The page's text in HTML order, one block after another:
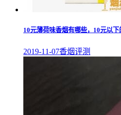
10元薄荷味香烟有哪些，10元以
2019-11-07香烟评测